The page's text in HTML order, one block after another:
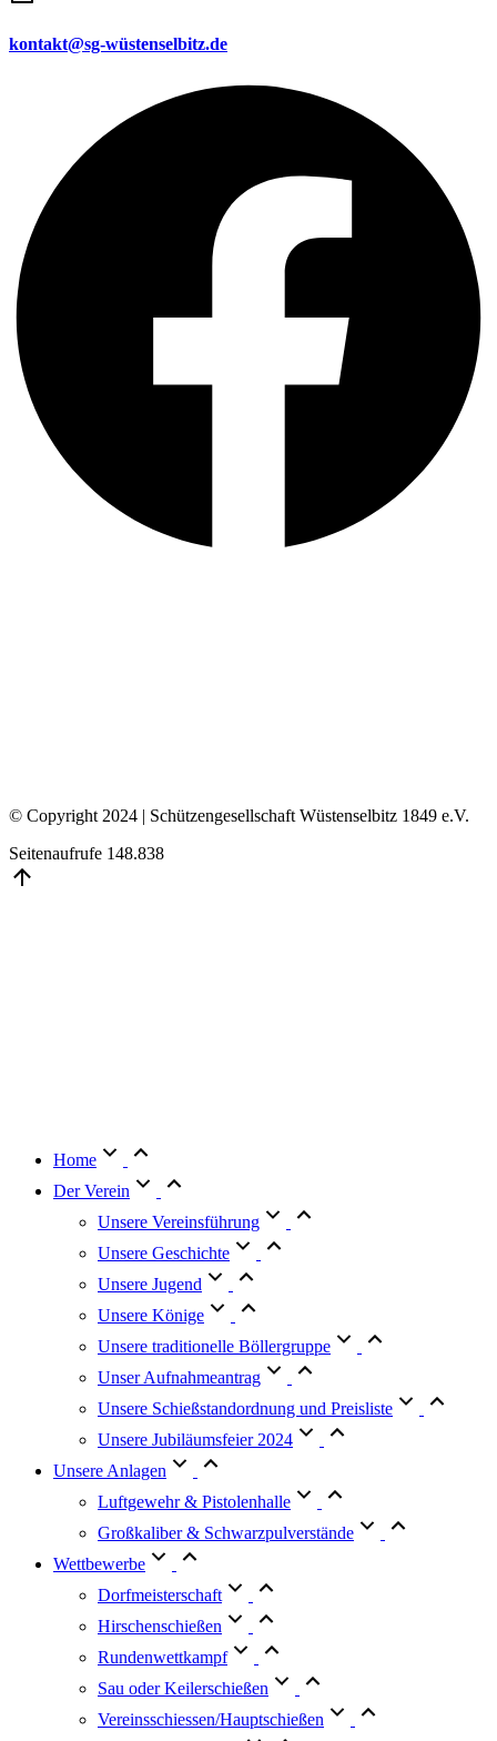
kontakt@sg-wüstenselbitz.de
© Copyright 2024 | Schützengesellschaft Wüstenselbitz 1849 e.V.
Seitenaufrufe 148.838
Home
Der Verein
Unsere Vereinsführung
Unsere Geschichte
Unsere Jugend
Unsere Könige
Unsere traditionelle Böllergruppe
Unser Aufnahmeantrag
Unsere Schießstandordnung und Preisliste
Unsere Jubiläumsfeier 2024
Unsere Anlagen
Luftgewehr & Pistolenhalle
Großkaliber & Schwarzpulverstände
Wettbewerbe
Dorfmeisterschaft
Hirschenschießen
Rundenwettkampf
Sau oder Keilerschießen
Vereinsschiessen/Hauptschießen